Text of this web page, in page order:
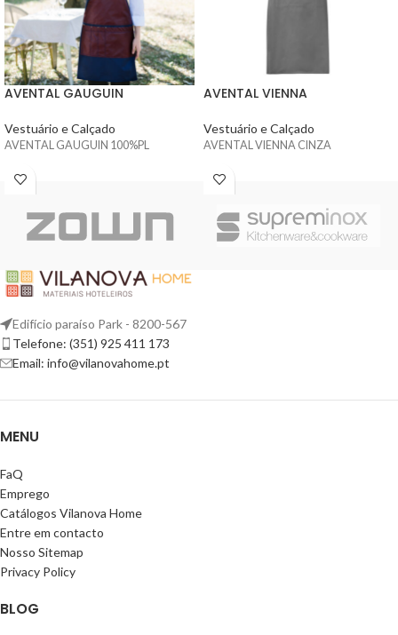
AVENTAL GAUGUIN
Vestuário e Calçado
AVENTAL GAUGUIN 100%PL
AVENTAL VIENNA
Vestuário e Calçado
AVENTAL VIENNA CINZA
Edifício paraíso Park - 8200-567
Telefone: (351) 925 411 173
Email: info@vilanovahome.pt
MENU
FaQ
Emprego
Catálogos Vilanova Home
Entre em contacto
Nosso Sitemap
Privacy Policy
BLOG